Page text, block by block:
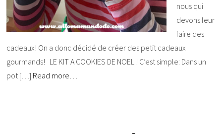
nous qui
devons leur
faire des
cadeaux! On a donc décidé de créer des petit cadeaux
gourmands! LE KIT A COOKIES DE NOEL ! C’est simple: Dans un
pot […] Read more…